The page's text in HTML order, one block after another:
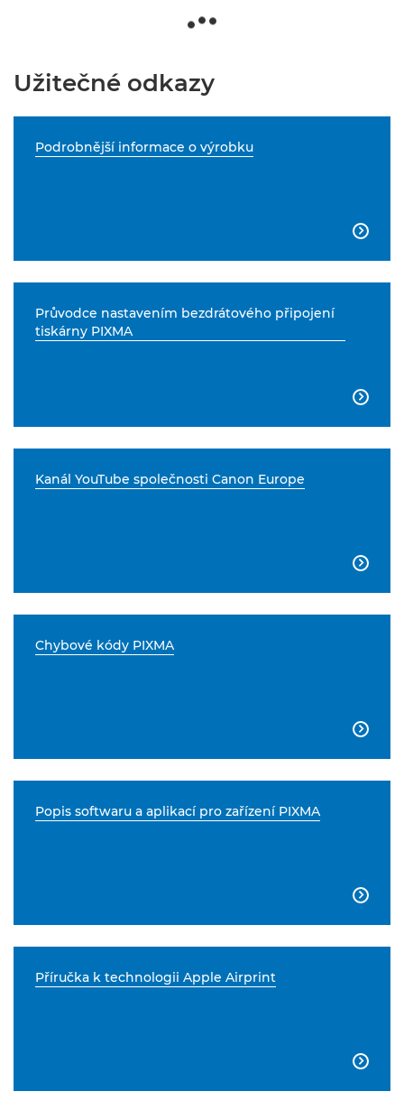
Užitečné odkazy
Podrobnější informace o výrobku

Průvodce nastavením bezdrátového připojení
tiskárny PIXMA

Kanál YouTube společnosti Canon Europe

Chybové kódy PIXMA

Popis softwaru a aplikací pro zařízení PIXMA

Příručka k technologii Apple Airprint
